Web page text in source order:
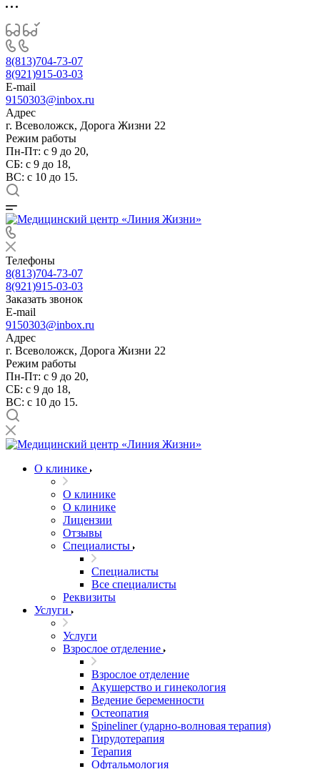
8(813)704-73-07
8(921)915-03-03
E-mail
9150303@inbox.ru
Адрес
г. Всеволожск, Дорога Жизни 22
Режим работы
Пн-Пт: с 9 до 20,
СБ: с 9 до 18,
ВС: с 10 до 15.
Телефоны
8(813)704-73-07
8(921)915-03-03
Заказать звонок
E-mail
9150303@inbox.ru
Адрес
г. Всеволожск, Дорога Жизни 22
Режим работы
Пн-Пт: с 9 до 20,
СБ: с 9 до 18,
ВС: с 10 до 15.
О клинике
О клинике
О клинике
Лицензии
Отзывы
Специалисты
Специалисты
Все специалисты
Реквизиты
Услуги
Услуги
Взрослое отделение
Взрослое отделение
Акушерство и гинекология
Ведение беременности
Остеопатия
Spineliner (ударно-волновая терапия)
Гирудотерапия
Терапия
Офтальмология